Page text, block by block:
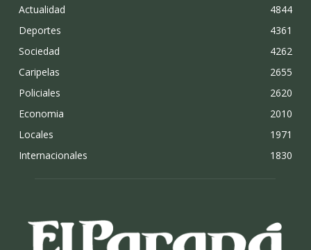
Actualidad
4844
Deportes
4361
Sociedad
4262
Caripelas
2655
Policiales
2620
Economia
2010
Locales
1971
Internacionales
1830